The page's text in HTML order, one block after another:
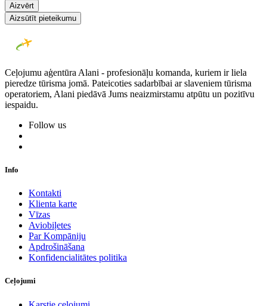
Aizvērt
Aizsūtīt pieteikumu
Ceļojumu aģentūra Alani - profesionāļu komanda, kuriem ir liela
pieredze tūrisma jomā. Pateicoties sadarbībai ar slaveniem tūrisma
operatoriem, Alani piedāvā Jums neaizmirstamu atpūtu un pozitīvu
iespaidu.
Follow us
Info
Kontakti
Klienta karte
Vīzas
Aviobiļetes
Par Kompāniju
Apdrošināšana
Konfidencialitātes politika
Ceļojumi